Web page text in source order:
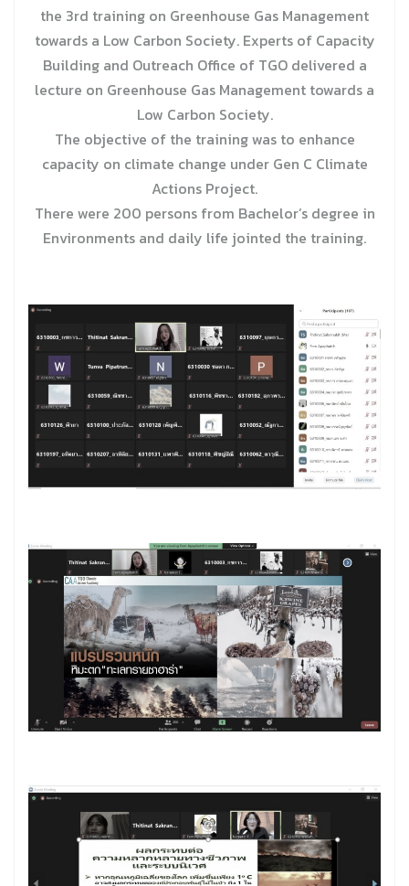
the 3rd training on Greenhouse Gas Management
towards a Low Carbon Society. Experts of Capacity
Building and Outreach Office of TGO delivered a
lecture on Greenhouse Gas Management towards a
Low Carbon Society.
The objective of the training was to enhance
capacity on climate change under Gen C Climate
Actions Project.
There were 200 persons from Bachelor’s degree in
Environments and daily life jointed the training.